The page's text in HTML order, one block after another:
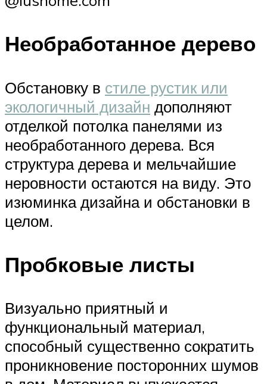
Необработанное дерево
Обстановку в стиле рустик или
экологичный дизайн дополняют
отделкой потолка панелями из
необработанного дерева. Вся
структура дерева и мельчайшие
неровности остаются на виду. Это
изюминка дизайна и обстановки в
целом.
Пробковые листы
Визуально приятный и
функциональный материал,
способный существенно сократить
проникновение посторонних шумов